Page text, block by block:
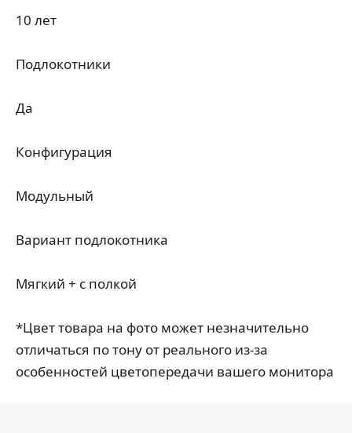
10 лет
Подлокотники
Да
Конфигурация
Модульный
Вариант подлокотника
Мягкий + с полкой
*Цвет товара на фото может незначительно
отличаться по тону от реального из-за
особенностей цветопередачи вашего монитора